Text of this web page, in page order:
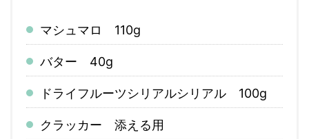
マシュマロ 110g
バター 40g
ドライフルーツシリアルシリアル 100g
クラッカー 添える用